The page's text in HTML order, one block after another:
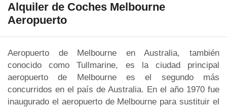
Alquiler de Coches Melbourne
Aeropuerto
Aeropuerto de Melbourne en Australia, también
conocido como Tullmarine, es la ciudad principal
aeropuerto de Melbourne es el segundo más
concurridos en el país de Australia. En el año 1970 fue
inaugurado el aeropuerto de Melbourne para sustituir el